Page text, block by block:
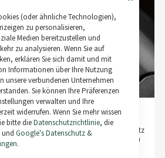
Close
Cookie
Bar
(oder ähnliche Technologien),
zu personalisieren,
Medien bereitzustellen und
zu analysieren. Wenn Sie auf
erklären Sie sich damit und mit
Informationen über Ihre Nutzung
unsere verbundenen Unternehmen
Sie können Ihre Präferenzen
verwalten und Ihre
widerrufen. Wenn Sie mehr wissen
bitte dieDatenschutzrichtlinie, die
und Google's Datenschutz &
.
integrierte Kabelführung
von engen Radien, optimalen Schutz
garantieren die durch den Kabelschacht im
Motorgehäuse voll integrierten Kabel.